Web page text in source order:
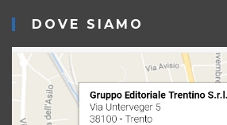
DOVE SIAMO